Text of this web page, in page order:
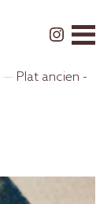
— Plat ancien -